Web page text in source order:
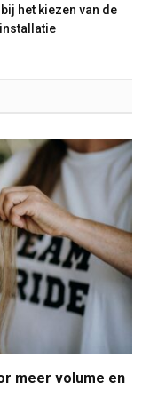
het kiezen van de
meer volume en